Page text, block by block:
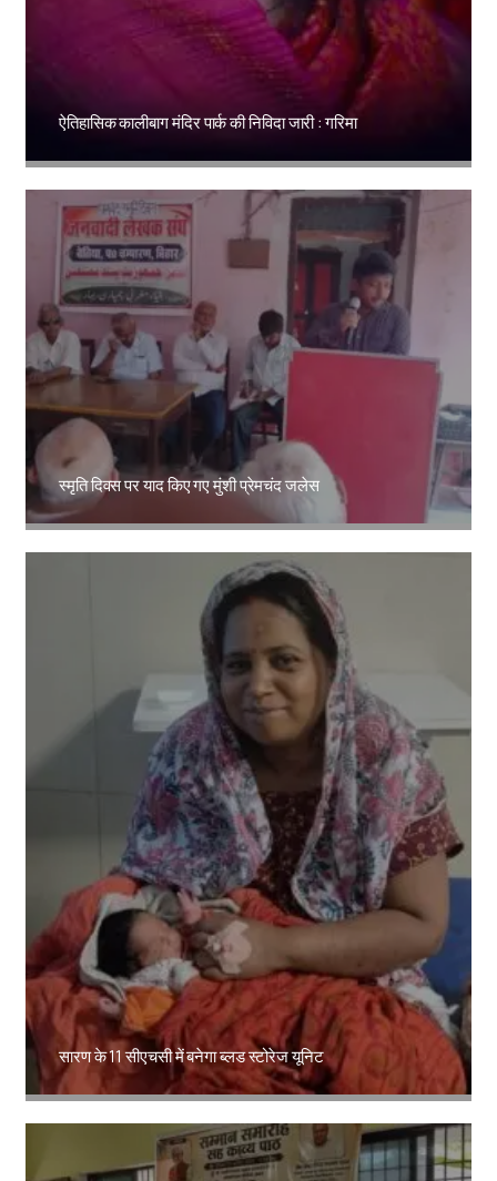
ऐतिहासिक कालीबाग मंदिर पार्क की निविदा जारी : गरिमा
स्मृति दिवस पर याद किए गए मुंशी प्रेमचंद जलेस
Amit Lekh
सारण के 11 सीएचसी में बनेगा ब्लड स्टोरेज यूनिट
Amit Lekh